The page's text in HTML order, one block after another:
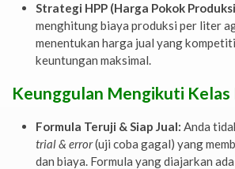
Strategi HPP (Harga Pokok
menghitung biaya produksi per liter
menentukan harga jual yang
keuntungan maksimal.
Keunggulan Mengikuti Kelas
Formula Teruji & Siap Jual: Anda
trial & error(uji coba gagal) yang
dan biaya. Formula yang diajarkan